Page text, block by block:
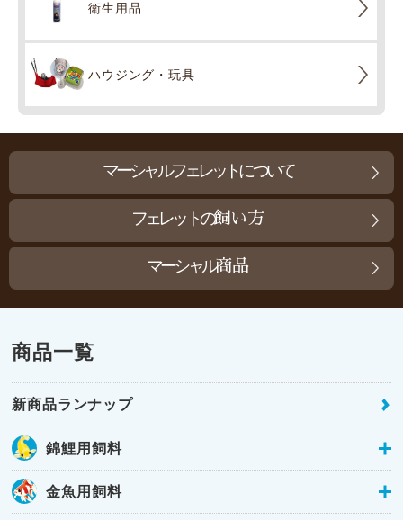
衛生用品
ハウジング・玩具
マーシャルフェレットについて
フェレットの飼い方
マーシャル商品
商品一覧
新商品ランナップ
錦鯉用飼料
金魚用飼料